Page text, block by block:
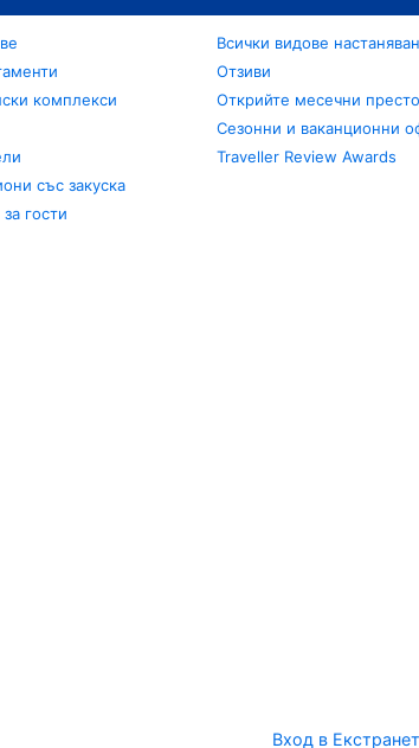
комплекси
със закуска
гости
Всички видове
Отзиви
Открийте месечни
Сезонни и ваканционни
Traveller Review Awards
Вход в Екстранет